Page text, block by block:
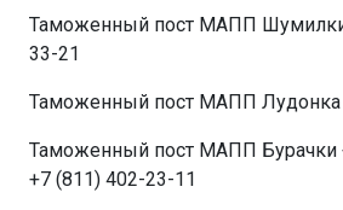
Таможенный пост МАПП
33-21
Таможенный пост МАПП Лудонка
Таможенный пост МАПП Бурачки
+7 (811) 402-23-11